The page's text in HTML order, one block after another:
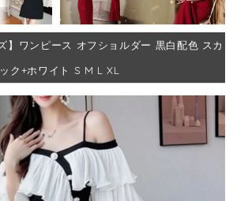
】ワンピース オフショルダー 黒白配色 スカ
ク+ホワイト S M L XL